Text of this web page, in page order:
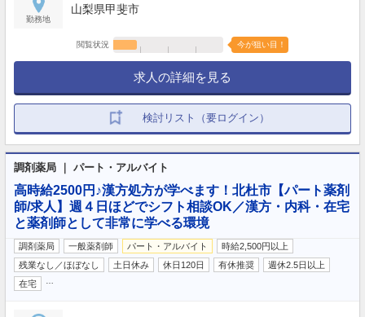
勤務地
山梨県甲斐市
閲覧状況 今が狙い目！
求人の詳細を見る
検討リスト（要ログイン）
調剤薬局 ｜ パート・アルバイト
高時給2500円♪漢方処方が学べます！北杜市【パート薬剤
師/求人】週４日ほどでシフト相談OK／漢方・内科・在宅
と薬剤師として非常に学べる環境
調剤薬局 一般薬剤師 パート・アルバイト
時給2,500円以上
残業なし／ほぼなし
土日休み 休日120日 有休推奨
週休2.5日以上
在宅